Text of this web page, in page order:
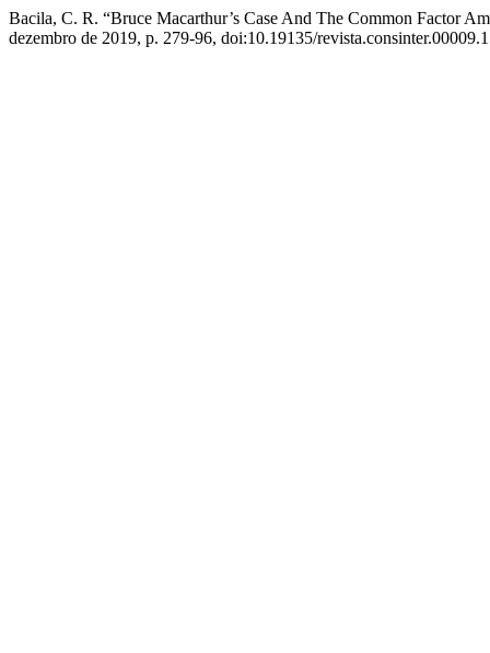
Bacila, C. R. “Bruce Macarthur’s Case And The Common Factor
dezembro de 2019, p. 279-96, doi:10.19135/